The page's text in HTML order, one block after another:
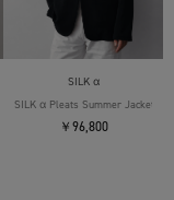
SILK α
SILK α Pleats Summer Jacket
￥96,800